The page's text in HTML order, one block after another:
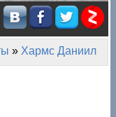
» Хармс Даниил